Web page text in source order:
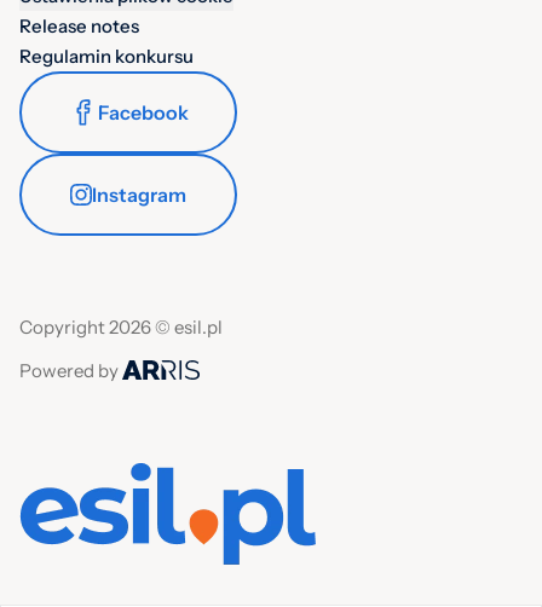
Release notes
Regulamin konkursu
Facebook
Instagram
Copyright 2026 © esil.pl
Powered by